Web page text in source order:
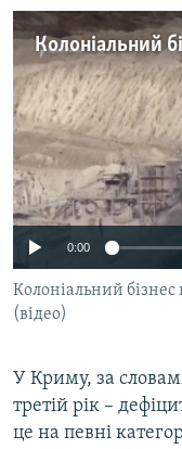
Перейти
до
пошуку
ПОГЛЯД
ІНТЕРВ'Ю
ВСЕ ЗА ДЕНЬ
СПЕЦПРОЕКТИ
ДЕПОРТАЦІЯ
ВІДЕОУРОКИ «ELIFBE»
СВІДЧЕННЯ ОКУПАЦІЇ
УКРАЇНСЬКА
ЯК ОБІЙТИ
Русский
Qırımtatar
Усі сайти RFE/RL
Колоніальний
No
0:00
Колоніальний
(відео)
У Криму, за
третій рік –
це на певні